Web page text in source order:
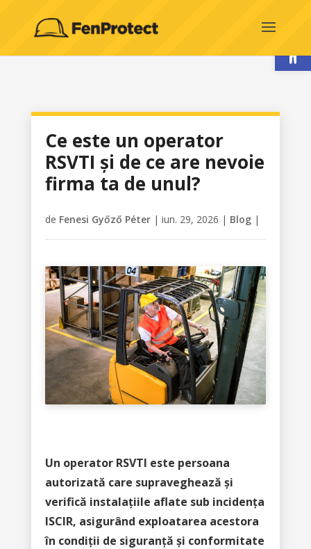
Ce este un operator
RSVTI și de ce are nevoie
firma ta de unul?
de Fenesi Győző Péter| iun. 29, 2026 | Blog|
Un operator RSVTI este persoana
autorizată care supraveghează și
verifică instalațiile aflate sub incidența
ISCIR, asigurând exploatarea acestora
în condiții de siguranță și conformitate